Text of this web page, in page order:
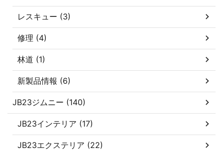
レスキュー (3)
修理 (4)
林道 (1)
新製品情報 (6)
JB23ジムニー (140)
JB23インテリア (17)
JB23エクステリア (22)